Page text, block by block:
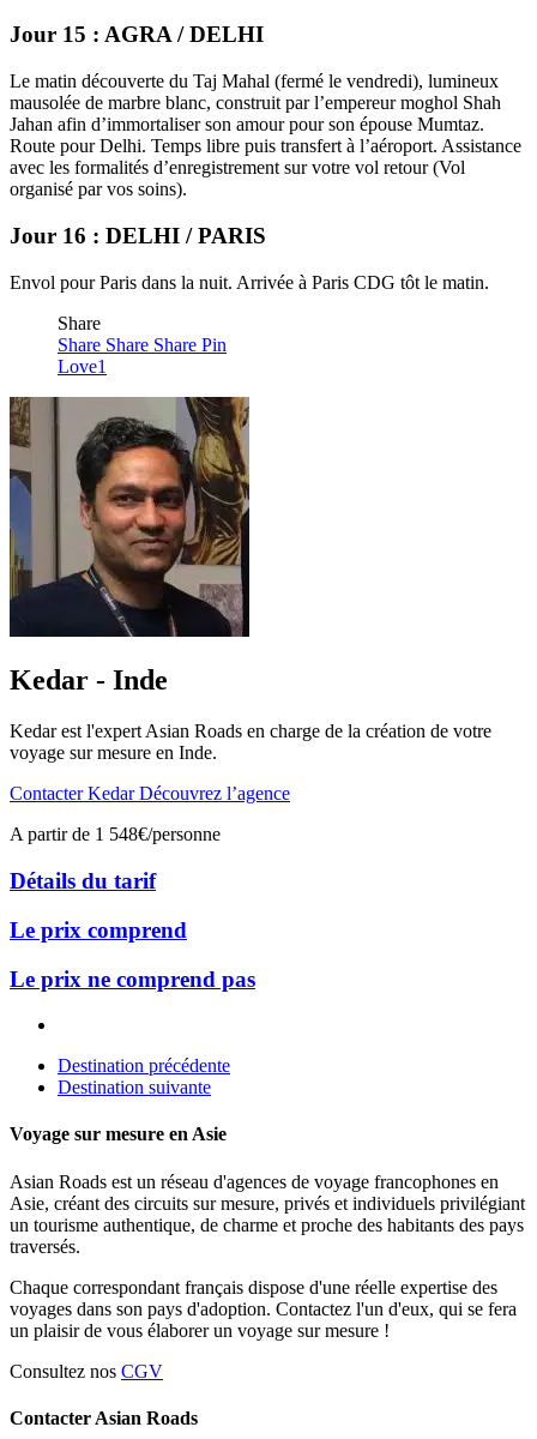
Jour 15 : AGRA / DELHI
Le matin découverte du Taj Mahal (fermé le vendredi), lumineux
mausolée de marbre blanc, construit par l’empereur moghol Shah
Jahan afin d’immortaliser son amour pour son épouse Mumtaz.
Route pour Delhi. Temps libre puis transfert à l’aéroport. Assistance
avec les formalités d’enregistrement sur votre vol retour (Vol
organisé par vos soins).
Jour 16 : DELHI / PARIS
Envol pour Paris dans la nuit. Arrivée à Paris CDG tôt le matin.
Share
Share Share Share Pin
Love1
Kedar - Inde
Kedar est l'expert Asian Roads en charge de la création de votre
voyage sur mesure en Inde.
Contacter Kedar Découvrez l’agence
A partir de 1 548€/personne
Détails du tarif
Le prix comprend
Le prix ne comprend pas
Destination précédente
Destination suivante
Voyage sur mesure en Asie
Asian Roads est un réseau d'agences de voyage francophones en
Asie, créant des circuits sur mesure, privés et individuels privilégiant
un tourisme authentique, de charme et proche des habitants des pays
traversés.
Chaque correspondant français dispose d'une réelle expertise des
voyages dans son pays d'adoption. Contactez l'un d'eux, qui se fera
un plaisir de vous élaborer un voyage sur mesure !
Consultez nos CGV
Contacter Asian Roads